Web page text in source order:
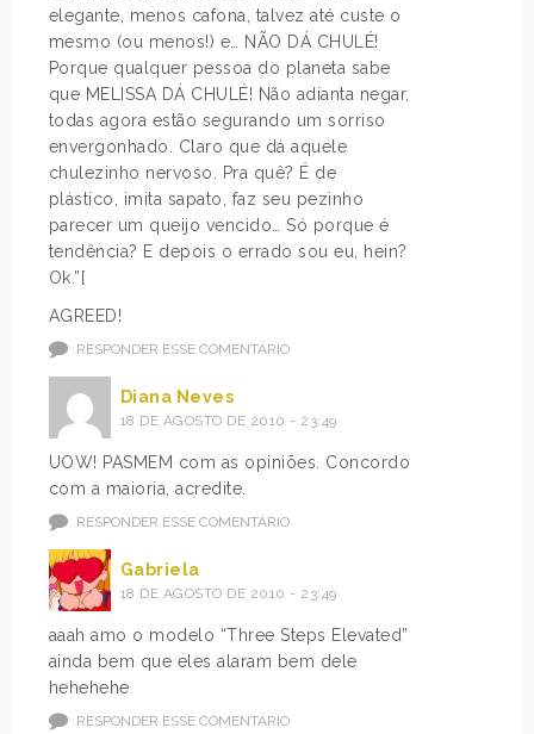
a
s
m
a
l
u
c
a
s
q
u
n
ó
s
n
t
o
a
d
o
r
a
m
o
s
e
m
n
u
n
c
a
t
e
v
e
m
s
a
a
t
o
d
a
<
s
t
r
o
n
g
elegante, menos cafona, talvez até custe o
mesmo (ou menos!) e… NÃO DÁ CHULÉ!
Porque qualquer pessoa do planeta sabe
que MELISSA DÁ CHULÉ! Não adianta negar,
todas agora estão segurando um sorriso
envergonhado. Claro que dá aquele
chulezinho nervoso. Pra quê? É de
plástico, imita sapato, faz seu pezinho
parecer um queijo vencido… Só porque é
tendência? E depois o errado sou eu, hein?
Ok.”[
AGREED!
RESPONDER ESSE COMENTÁRIO
Diana Neves
18 DE AGOSTO DE 2010 - 23:49
UOW! PASMEM com as opiniões. Concordo
com a maioria, acredite.
RESPONDER ESSE COMENTÁRIO
Gabriela
18 DE AGOSTO DE 2010 - 23:49
aaah amo o modelo “Three Steps Elevated”
ainda bem que eles alaram bem dele
hehehehe
RESPONDER ESSE COMENTÁRIO